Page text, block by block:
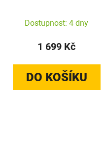
Dostupnost: 4 dny
1 699 Kč
DO KOŠÍKU